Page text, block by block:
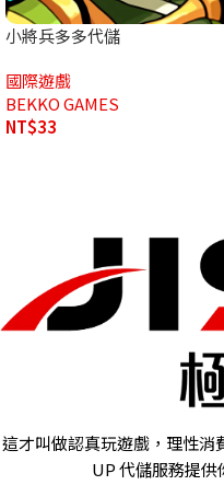
小將兵多多代儲
國際遊戲
BEKKO GAMES
NT$33
這才叫做認真玩遊戲，理性
UP 代儲服務提